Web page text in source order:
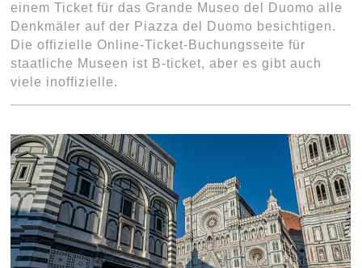
einem Ticket für das Grande Museo del Duomo alle
Denkmäler auf der Piazza del Duomo besichtigen.
Die offizielle Online-Ticket-Buchungsseite für
staatliche Museen ist B-ticket, aber es gibt auch
viele inoffizielle.